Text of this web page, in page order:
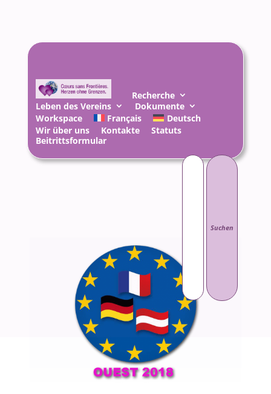
Recherche
Leben des Vereins
Dokumente
Workspace
Français
Deutsch
Wir über uns
Kontakte
Statuts
Beitrittsformular
Suchen
nach: